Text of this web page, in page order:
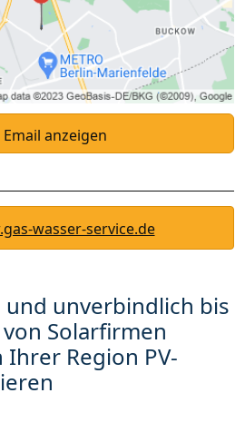
Email anzeigen
wasser-service.de
und unverbindlich bis
Solarfirmen
Region PV-